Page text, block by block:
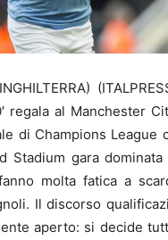
regala al Manchester
di Champions League
Stadium gara
molta fatica a
Il discorso
aperto: si decide